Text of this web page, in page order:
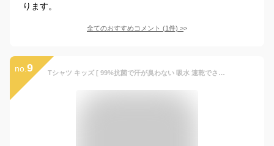
ります。
全てのおすすめコメント (1件) >
no. 9 Tシャツ キッズ [ 99%抗菌で汗が臭わない 吸水 速乾でさらっと快適 ドライ UVカット ] 無地 半袖 子供服 ベビー ジュニア 男の子 女の子 体操服 運動会 保育園 幼稚園 小学生 スポーツウェア 白 黒 90cm 100cm 110cm 120cm 130cm 140cm 150cm 160cm LAD WEATHER ラドウェザー